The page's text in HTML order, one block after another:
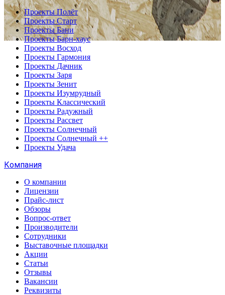
Проекты Полёт
Проекты Старт
Проекты Бани
Проекты Барн-хаус
Проекты Восход
Проекты Гармония
Проекты Дачник
Проекты Заря
Проекты Зенит
Проекты Изумрудный
Проекты Классический
Проекты Радужный
Проекты Рассвет
Проекты Солнечный
Проекты Солнечный ++
Проекты Удача
Компания
О компании
Лицензии
Прайс-лист
Обзоры
Вопрос-ответ
Производители
Сотрудники
Выставочные площадки
Акции
Статьи
Отзывы
Вакансии
Реквизиты